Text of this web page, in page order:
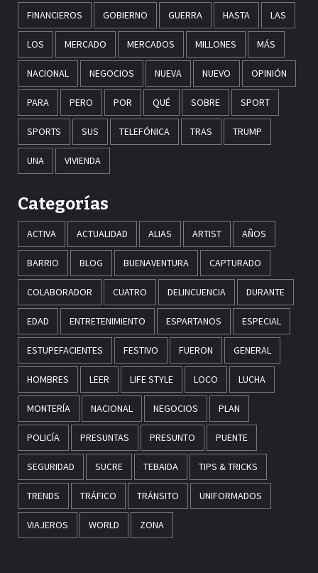
FINANCIEROS GOBIERNO GUERRA HASTA LAS
LOS MERCADO MERCADOS MILLONES MÁS
NACIONAL NEGOCIOS NUEVA NUEVO OPINIÓN
PARA PERO POR QUÉ SOBRE SPORT
SPORTS SUS TELEFÓNICA TRAS TRUMP
UNA VIVIENDA
Categorías
ACTIVA ACTUALIDAD ALIAS ARTIST AÑOS
BARRIO BLOG BUENAVENTURA CAPTURADO
COLABORADOR CUATRO DELINCUENCIA DURANTE
EDAD ENTRETENIMIENTO ESPARTANOS ESPECIAL
ESTUPEFACIENTES FESTIVO FUERON GENERAL
HOMBRES LEER LIFE STYLE LOCO LUCHA
MONTERÍA NACIONAL NEGOCIOS PLAN
POLICÍA PRESUNTAS PRESUNTO PUENTE
SEGURIDAD SUCRE TEBAIDA TIPS & TRICKS
TRENDS TRÁFICO TRÁNSITO UNIFORMADOS
VIAJEROS WORLD ZONA